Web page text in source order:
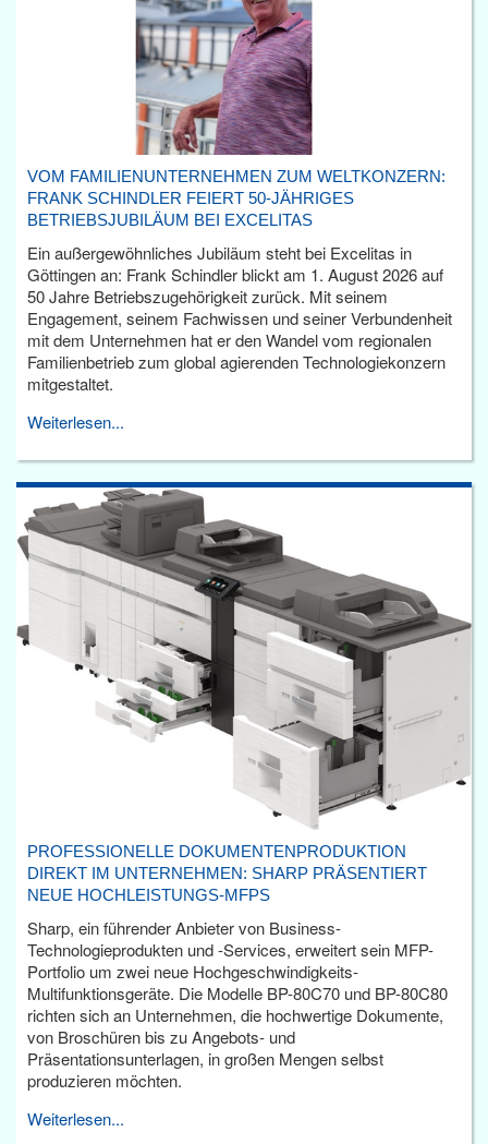
VOM FAMILIENUNTERNEHMEN ZUM WELTKONZERN:
FRANK SCHINDLER FEIERT 50-JÄHRIGES
BETRIEBSJUBILÄUM BEI EXCELITAS
Ein außergewöhnliches Jubiläum steht bei Excelitas in
Göttingen an: Frank Schindler blickt am 1. August 2026 auf
50 Jahre Betriebszugehörigkeit zurück. Mit seinem
Engagement, seinem Fachwissen und seiner Verbundenheit
mit dem Unternehmen hat er den Wandel vom regionalen
Familienbetrieb zum global agierenden Technologiekonzern
mitgestaltet.
Weiterlesen...
PROFESSIONELLE DOKUMENTENPRODUKTION
DIREKT IM UNTERNEHMEN: SHARP PRÄSENTIERT
NEUE HOCHLEISTUNGS-MFPS
Sharp, ein führender Anbieter von Business-
Technologieprodukten und -Services, erweitert sein MFP-
Portfolio um zwei neue Hochgeschwindigkeits-
Multifunktionsgeräte. Die Modelle BP-80C70 und BP-80C80
richten sich an Unternehmen, die hochwertige Dokumente,
von Broschüren bis zu Angebots- und
Präsentationsunterlagen, in großen Mengen selbst
produzieren möchten.
Weiterlesen...